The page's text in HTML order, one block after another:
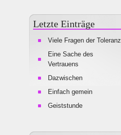
Letzte Einträge
Viele Fragen der Toleranz
Eine Sache des
Vertrauens
Dazwischen
Einfach gemein
Geiststunde